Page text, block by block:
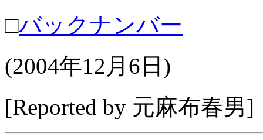
□バックナンバー
(2004年12月6日 )
[Reported by 元麻布春男]